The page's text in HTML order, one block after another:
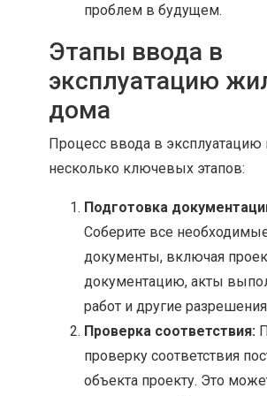
проблем в будущем.
Этапы ввода в
эксплуатацию
дома
Процесс ввода в эксплуатацию
несколько ключевых этапов:
Подготовка
Соберите все
документы, включая
документацию, акты
работ и другие
Проверка соответствия:
проверку соответствия
объекта проекту. Это